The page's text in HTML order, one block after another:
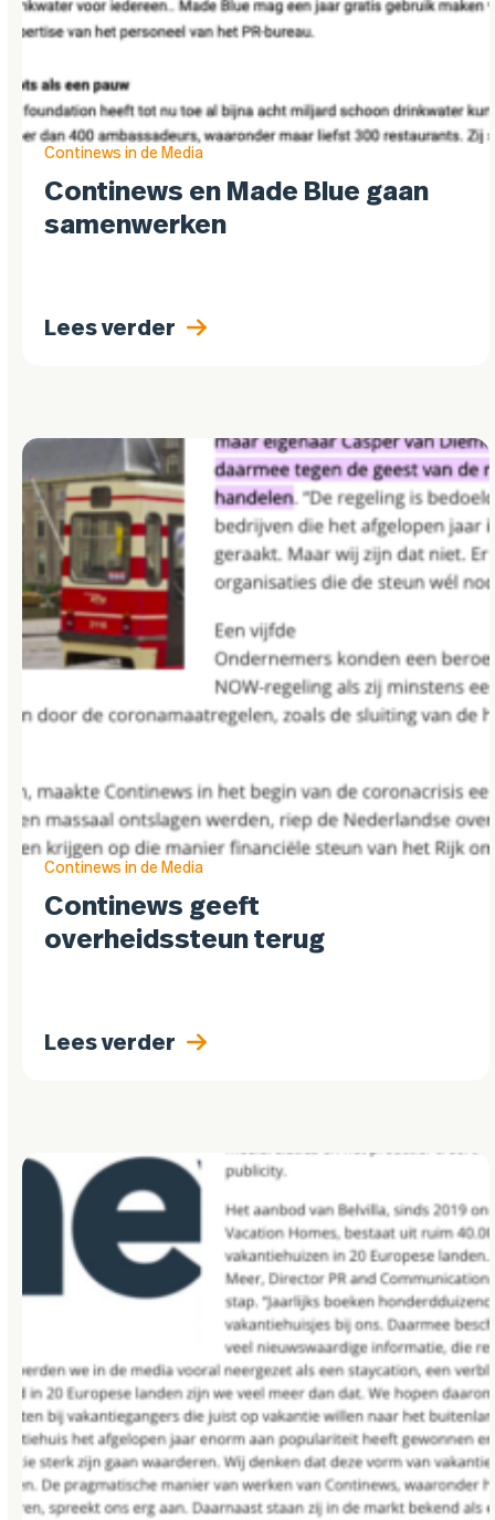
Continews in de Media
Continews en Made Blue gaan
samenwerken
Lees verder
Continews in de Media
Continews geeft
overheidssteun terug
Lees verder